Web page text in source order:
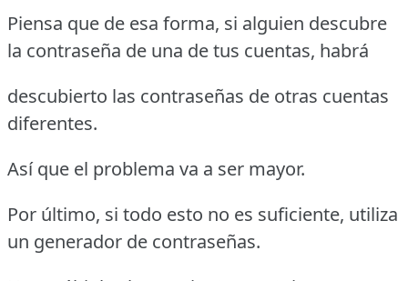
Piensa que de esa forma, si alguien descubre
la contraseña de una de tus cuentas, habrá
descubierto las contraseñas de otras cuentas
diferentes.
Así que el problema va a ser mayor.
Por último, si todo esto no es suficiente, utiliza
un generador de contraseñas.